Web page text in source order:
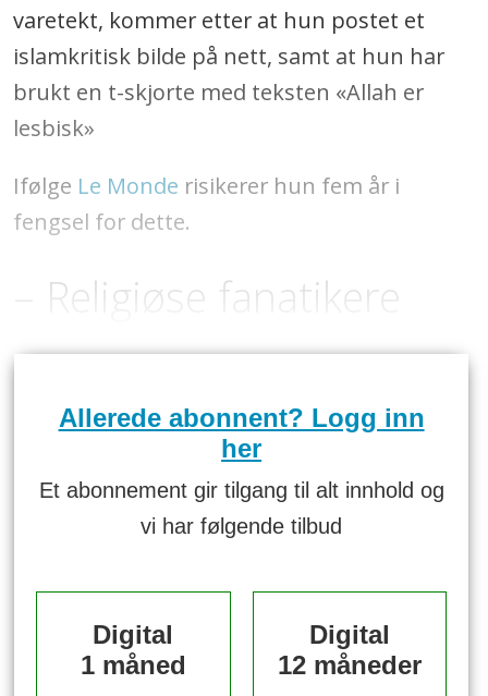
varetekt, kommer etter at hun postet et
islamkritisk bilde på nett, samt at hun har
brukt en t-skjorte med teksten «Allah er
lesbisk»
Ifølge Le Monde risikerer hun fem år i
fengsel for dette.
– Religiøse fanatikere
Allerede abonnent? Logg inn
her
Et abonnement gir tilgang til alt innhold og
vi har følgende tilbud
Digital
1 måned
Digital
12 måneder